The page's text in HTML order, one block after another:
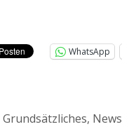
WhatsApp
Grundsätzliches, News